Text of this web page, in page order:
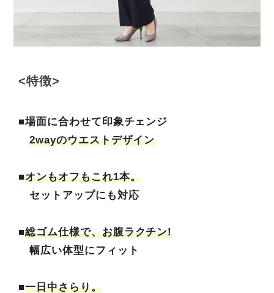
<特徴>
■場面に合わせて印象チェンジ
2wayのウエストデザイン
■オンもオフもこれ1本。
セットアップにも対応
■総ゴム仕様で、お腹ラクチン!
幅広い体型にフィット
■一日中さらり。